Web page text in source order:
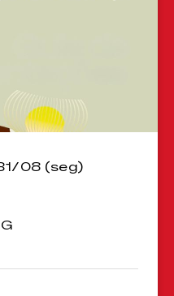
08 (seg)